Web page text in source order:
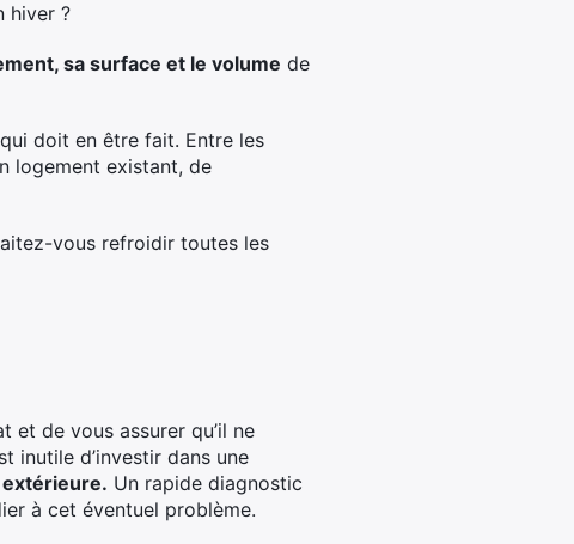
hiver ?
sa surface et le volume de
doit en être fait. Entre les
logement existant, de
vous refroidir toutes les
et de vous assurer qu’il ne
inutile d’investir dans une
extérieure. Un rapide diagnostic
à cet éventuel problème.